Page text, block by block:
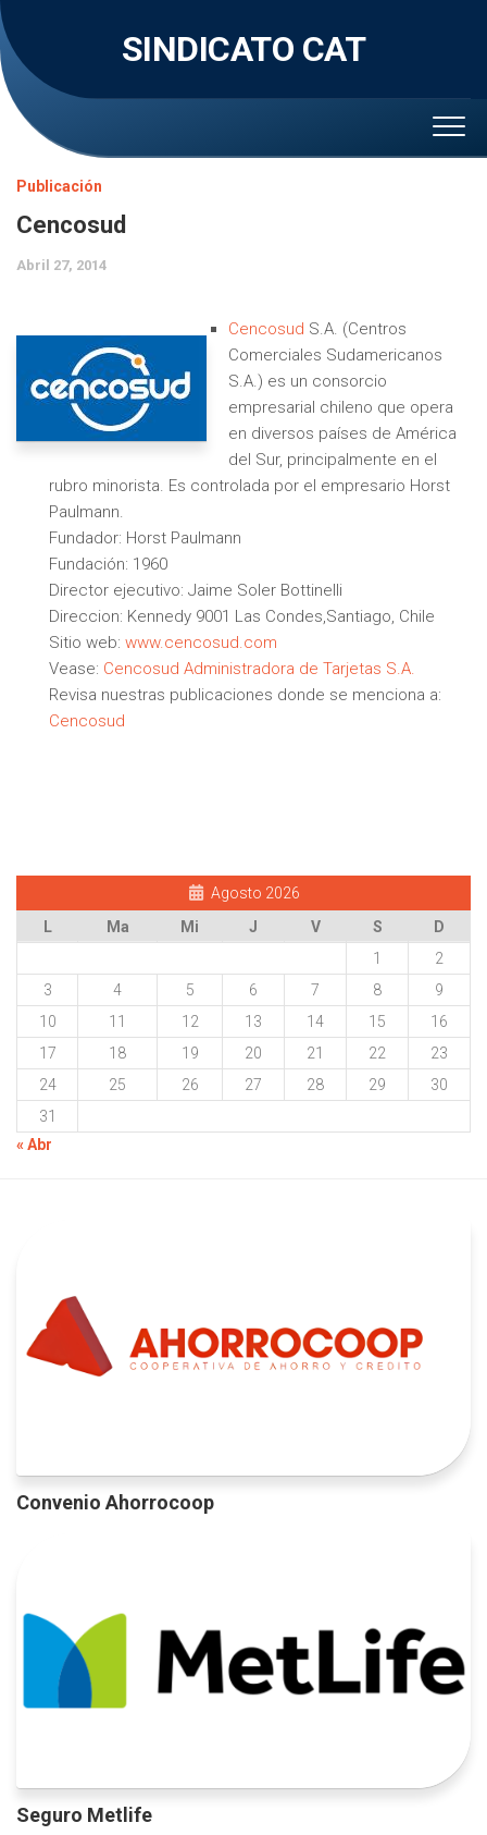
Skip
to
content
SINDICATO CAT
Publicación
Cencosud
Abril 27, 2014
Cencosud S.A. (Centros
Comerciales Sudamericanos
S.A.) es un consorcio
empresarial chileno que opera
en diversos países de América
del Sur, principalmente en el
rubro minorista. Es controlada por el empresario Horst
Paulmann.
Fundador: Horst Paulmann
Fundación: 1960
Director ejecutivo: Jaime Soler Bottinelli
Direccion: Kennedy 9001 Las Condes,Santiago, Chile
Sitio web: www.cencosud.com
Vease: Cencosud Administradora de Tarjetas S.A.
Revisa nuestras publicaciones donde se menciona a:
Cencosud
Agosto 2026
L
Ma Mi J V S
D
1
2
3
4 5 6 7 8
9
10
11 12 13 14 15
16
17
18 19 20 21 22
23
24
25 26 27 28 29
30
31
« Abr
Convenio Ahorrocoop
Seguro Metlife